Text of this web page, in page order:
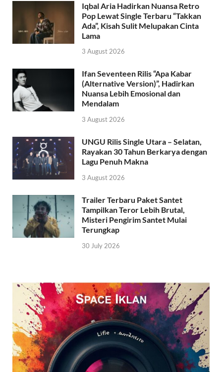
Iqbal Aria Hadirkan Nuansa Retro
Pop Lewat Single Terbaru “Takkan
Ada”, Kisah Sulit Melupakan Cinta
Lama
3 August 2026
Ifan Seventeen Rilis “Apa Kabar
(Alternative Version)”, Hadirkan
Nuansa Lebih Emosional dan
Mendalam
3 August 2026
UNGU Rilis Single Utara – Selatan,
Rayakan 30 Tahun Berkarya dengan
Lagu Penuh Makna
3 August 2026
Trailer Terbaru Paket Santet
Tampilkan Teror Lebih Brutal,
Misteri Pengirim Santet Mulai
Terungkap
30 July 2026